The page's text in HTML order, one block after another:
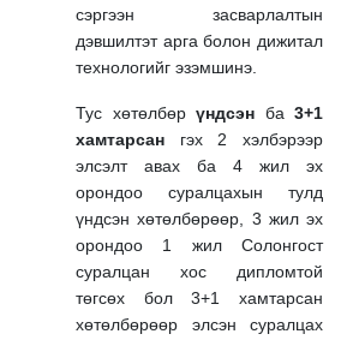
сэргээн засварлалтын
дэвшилтэт арга болон дижитал
технологийг эзэмшинэ.
Тус хөтөлбөр үндсэн ба3+1
хамтарсан гэх 2 хэлбэрээр
элсэлт авах ба 4 жил эх
орондоо суралцахын тулд
үндсэн хөтөлбөрөөр, 3 жил эх
орондоо 1 жил Солонгост
суралцан хос дипломтой
төгсөх бол 3+1 хамтарсан
хөтөлбөрөөр элсэн суралцах